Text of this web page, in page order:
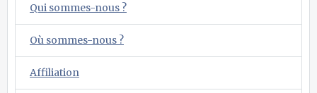
Qui sommes-nous ?
Où sommes-nous ?
Affiliation